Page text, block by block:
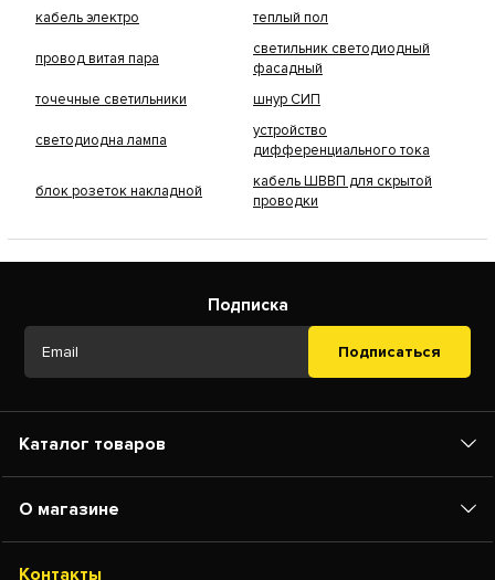
кабель электро
теплый пол
провод витая пара
светильник светодиодный
фасадный
точечные светильники
шнур СИП
светодиодна лампа
устройство
дифференциального тока
блок розеток накладной
кабель ШВВП для скрытой
проводки
Подписка
Подписаться
Каталог товаров
О магазине
Контакты